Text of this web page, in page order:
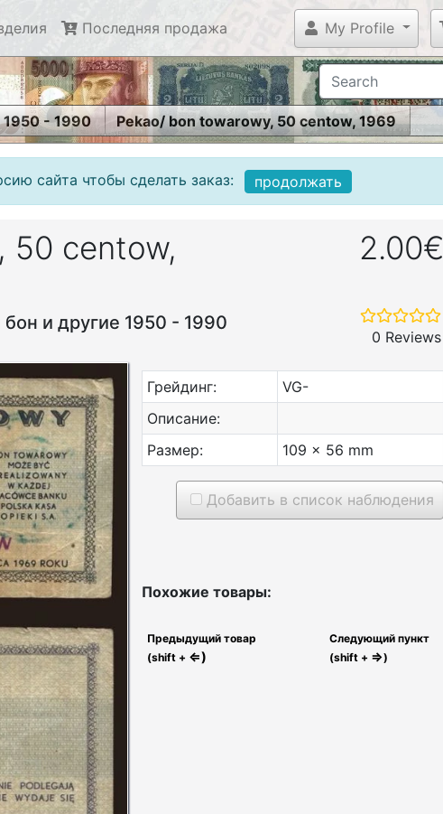
Последняя продажа My Profile
1950 - 1990 Pekao/ bon towarowy, 50 centow, 1969
сайта чтобы сделать заказ: продолжать
50 centow,
и другие 1950 - 1990
2.00€
0 Reviews
Грейдинг:
VG-
Описание:
Размер:
109 x 56 mm
Добавить в список наблюдения
Похожие товары:
Предыдущий товар
(shift + ⇐)
Следующий пункт
(shift + ⇒)